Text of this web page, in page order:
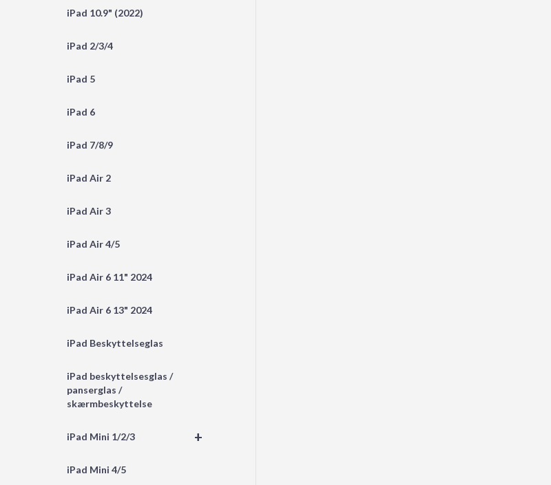
iPad 10.9" (2022)
iPad 2/3/4
iPad 5
iPad 6
iPad 7/8/9
iPad Air 2
iPad Air 3
iPad Air 4/5
iPad Air 6 11" 2024
iPad Air 6 13" 2024
iPad Beskyttelseglas
iPad beskyttelsesglas /
panserglas /
skærmbeskyttelse
+
iPad Mini 1/2/3
iPad Mini 4/5